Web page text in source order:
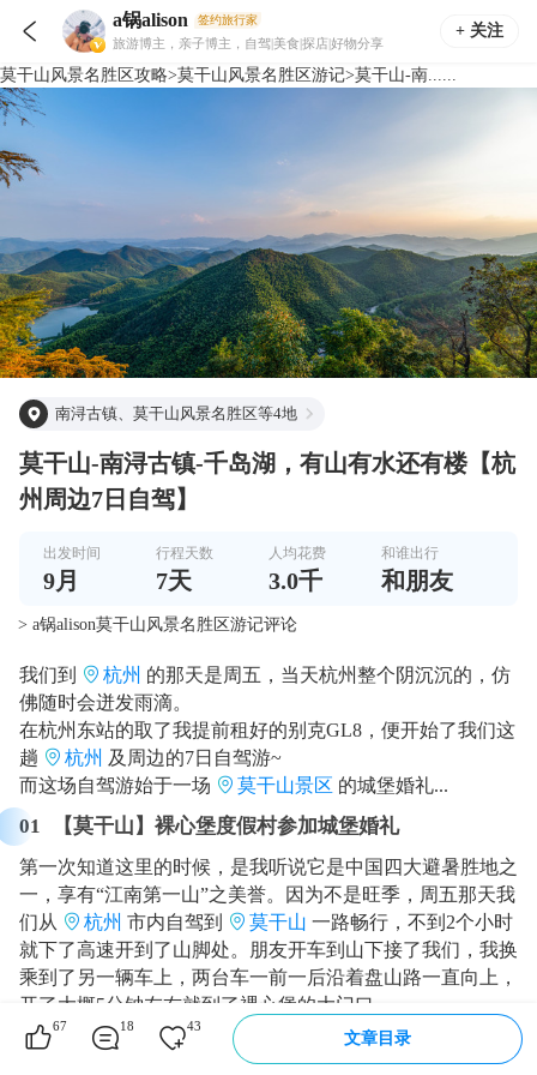
 a锅alison 签约旅行家
旅游博主，亲子博主，自驾|美食|探店|好物分享
+ 关注
莫干山风景名胜区攻略>莫干山风景名胜区游记>莫干山-南......
南浔古镇、莫干山风景名胜区等4地
莫干山-南浔古镇-千岛湖，有山有水还有楼【杭
州周边7日自驾】
出发时间
9月
行程天数
7天
人均花费
3.0千
和谁出行
和朋友
> a锅alison莫干山风景名胜区游记评论
我们到 杭州 的那天是周五，当天杭州整个阴沉沉的，仿
佛随时会迸发雨滴。
在杭州东站的取了我提前租好的别克GL8，便开始了我们这
趟
杭州 及周边的7日自驾游~
而这场自驾游始于一场
莫干山景区 的城堡婚礼...
01 【莫干山】裸心堡度假村参加城堡婚礼
第一次知道这里的时候，是我听说它是中国四大避暑胜地之
一，享有“江南第一山”之美誉。因为不是旺季，周五那天我
们从
杭州 市内自驾到 莫干山 一路畅行，不到2个小时
就下了高速开到了山脚处。朋友开车到山下接了我们，我换
乘到了另一辆车上，两台车一前一后沿着盘山路一直向上，
开了大概5分钟左右就到了裸心堡的大门口。
67 18 43
文章目录